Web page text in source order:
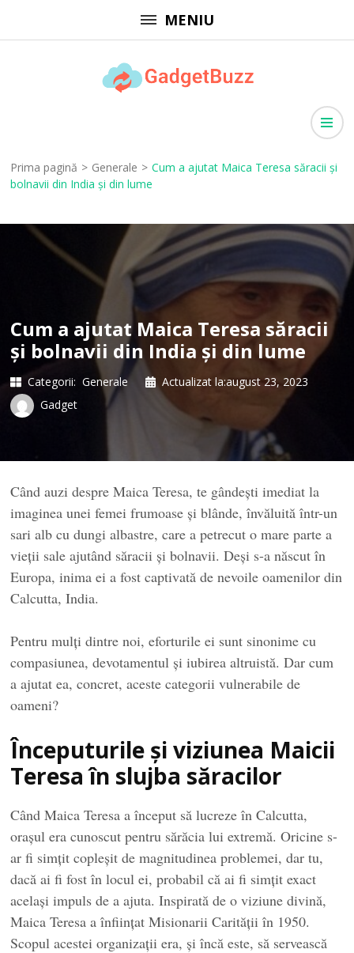
la
MENIU
Prima pagină > Generale > Cum a ajutat Maica Teresa săracii și
bolnavii din India și din lume
Cum a ajutat Maica Teresa săracii
și bolnavii din India și din lume
Categorii: Generale Actualizat la:august 23, 2023
Gadget
Când auzi despre Maica Teresa, te gândești imediat la
imaginea unei femei frumoase și blânde, învăluită într-un
sari alb cu dungi albastre, care a petrecut o mare parte a
vieții sale ajutând săracii și bolnavii. Deși s-a născut în
Europa, inima ei a fost captivată de nevoile oamenilor din
Calcutta, India.
Pentru mulți dintre noi, eforturile ei sunt sinonime cu
compasiunea, devotamentul și iubirea altruistă. Dar cum
a ajutat ea, concret, aceste categorii vulnerabile de
oameni?
Începuturile și viziunea Maicii
Teresa în slujba săracilor
Când Maica Teresa a început să lucreze în Calcutta,
orașul era cunoscut pentru sărăcia lui extremă. Oricine s-
ar fi simțit copleșit de magnitudinea problemei, dar tu,
dacă ai fi fost în locul ei, probabil că ai fi simțit exact
același impuls de a ajuta. Inspirată de o viziune divină,
Maica Teresa a înființat Misionarii Carității în 1950.
Scopul acestei organizații era, și încă este, să servească